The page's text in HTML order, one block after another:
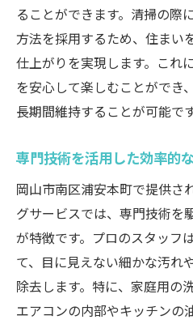
厳選された清掃用
頑固な汚れも一掃
プロが教える自宅
ハウスクリーニン
岡山市南区での長年
住環境をリフレッシ
リーニングの利点
家事の負担を軽減
プロの視点で見る
安心のための定期
家族が喜ぶきれい
ることができます。清掃の際
方法を採用するため、住まい
仕上がりを実現します。これ
を安心して楽しむことができ
長期間維持することが可能です
専門技術を活用した効率的
岡山市南区浦安本町で提供さ
グサービスでは、専門技術を
が特徴です。プロのスタッフ
て、目に見えない細かな汚れ
除去します。特に、家庭用の
エアコンの内部やキッチンの